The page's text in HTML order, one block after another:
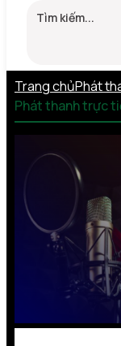
Trang chủPhát
Phát thanh trực